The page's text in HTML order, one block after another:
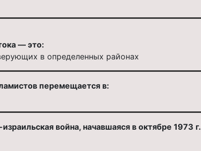
— это:
в определенных районах
перемещается в:
война, начавшаяся в октябре 1973